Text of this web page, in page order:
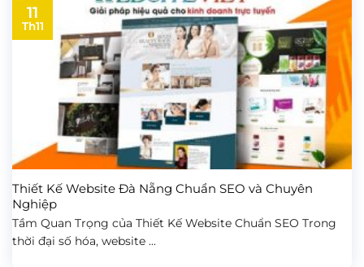
Thiết Kế Website Đà Nẵng Chuẩn SEO và Chuyên
Nghiệp
Tầm Quan Trọng của Thiết Kế Website Chuẩn SEO Trong
thời đại số hóa, website ...
11
Th11